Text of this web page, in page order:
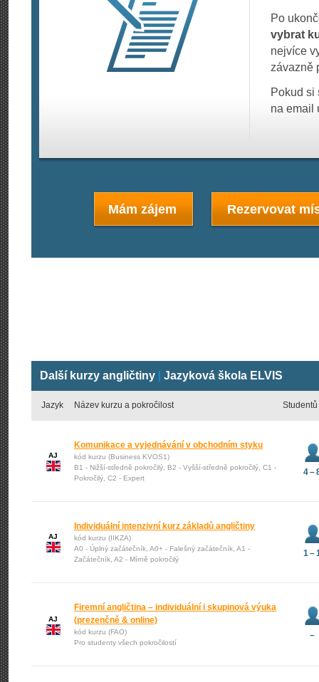
Po
vybrat
nejvíce
závazně
Pokud si
na email
Mám zájem Rezervovat
Další kurzy angličtiny Jazyková škola ELVIS
Jazyk Název kurzu a pokročilost Studentů
AJ
Komunikace a vyjednávání v obchodním styku
kód kurzu (Business KVOS1)
B1 - Nižší-středně pokročilý, B2 - Vyšší-středně pokročilý, C1 -
Pokročilý, C2 - Expert
4 –
AJ
Individuální intenzivní kurz základů angličtiny
kód kurzu (IIKZA)
A0 - Úplný začátečník, A0+ - Falešný začátečník, A1 -
Začátečník, A2 - Mírně pokročilý
1 –
AJ
Firemní angličtina – individuální i skupinová výuka
(prezenčně & online)
kód kurzu (FAO)
Pro studenty všech pokročilostí
–